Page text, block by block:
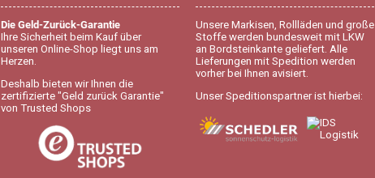
Die Geld-Zurück-Garantie
Ihre Sicherheit beim Kauf über
unseren Online-Shop liegt uns am
Herzen.
Deshalb bieten wir Ihnen die
zertifizierte "Geld zurück Garantie"
von Trusted Shops
Unsere Markisen, Rollläden und große
Stoffe werden bundesweit mit LKW
an Bordsteinkante geliefert. Alle
Lieferungen mit Spedition werden
vorher bei Ihnen avisiert.
Unser Speditionspartner ist hierbei: